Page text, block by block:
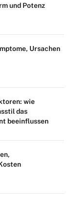
und Potenz
Ursachen
wie
das
beeinflussen